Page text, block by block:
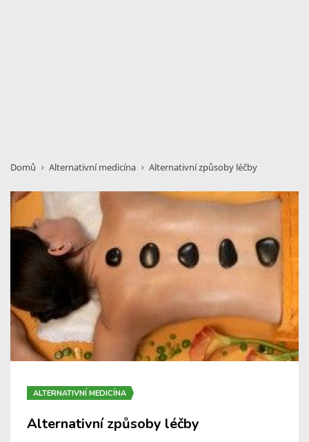
Domů Alternativní medicína Alternativní způsoby léčby
ALTERNATIVNÍ MEDICÍNA
Alternativní způsoby léčby